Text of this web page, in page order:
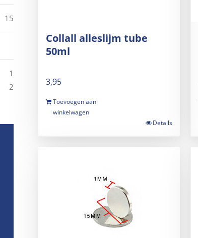
Collall alleslijm tube
50ml
3,95
Toevoegen aan
winkelwagen
Details
15
1
2